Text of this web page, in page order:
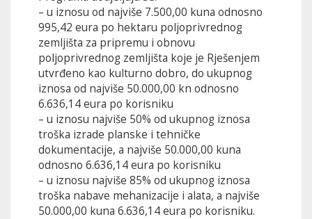
– u iznosu od najviše 7.500,00 kuna odnosno
995,42 eura po hektaru poljoprivrednog
zemljišta za pripremu i obnovu
poljoprivrednog zemljišta koje je Rješenjem
utvrđeno kao kulturno dobro, do ukupnog
iznosa od najviše 50.000,00 kn odnosno
6.636,14 eura po korisniku
– u iznosu najviše 50% od ukupnog iznosa
troška izrade planske i tehničke
dokumentacije, a najviše 50.000,00 kuna
odnosno 6.636,14 eura po korisniku
– u iznosu najviše 85% od ukupnog iznosa
troška nabave mehanizacije i alata, a najviše
50.000,00 kuna 6.636,14 eura po korisniku.